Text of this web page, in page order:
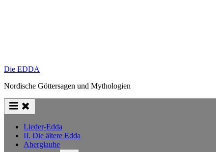
Die EDDA
Nordische Göttersagen und Mythologien
Lieder-Edda
II. Die ältere Edda
Aberglaube